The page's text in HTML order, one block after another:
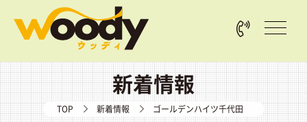
新着情報
TOP 新着情報 ゴールデンハイツ千代田